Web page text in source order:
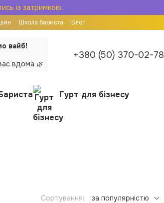
із затримкою.
Школа бариста
Блог
вайб!
вдома 🌿
+380 (50) 370-02-78
Гурт для бізнесу
Сортування: за популярністю